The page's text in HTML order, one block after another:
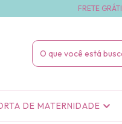
FRETE
DE MATERNIDADE